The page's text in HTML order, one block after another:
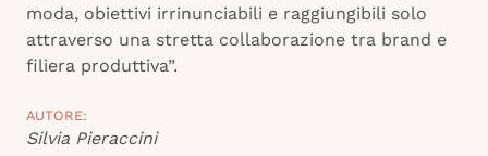
moda, obiettivi irrinunciabili e raggiungibili solo
attraverso una stretta collaborazione tra brand e
filiera produttiva”.
AUTORE:
Silvia Pieraccini